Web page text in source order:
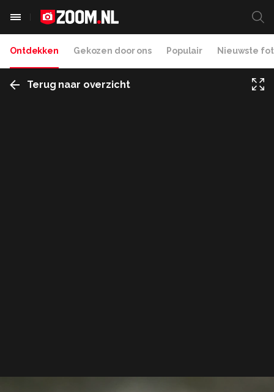
Ontdekken Gekozen door ons Populair Nieuwste
Terug naar overzicht